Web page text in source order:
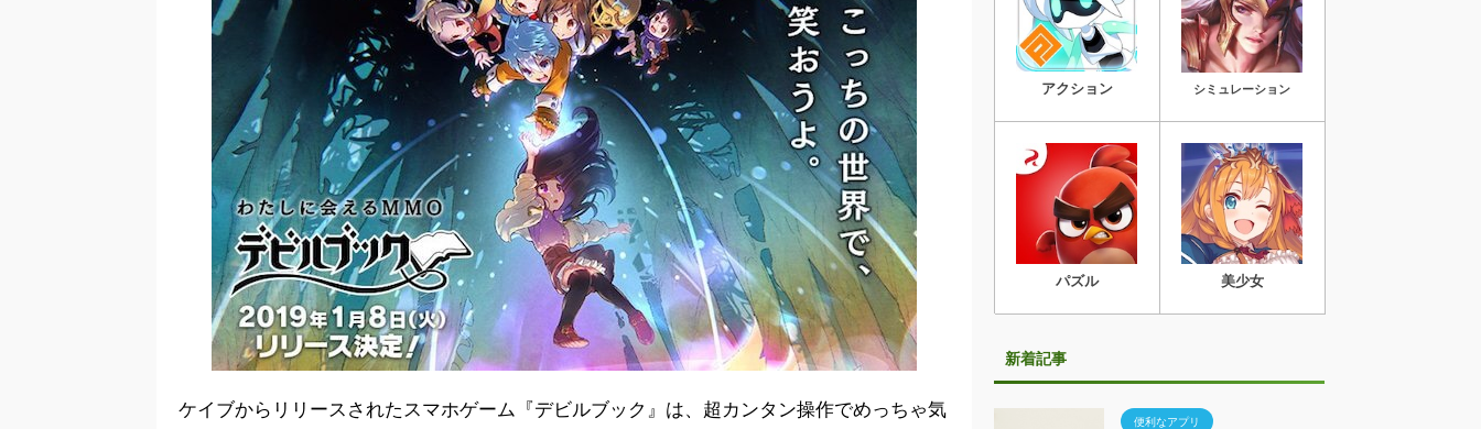
ケイブからリリースされたスマホゲーム『デビルブック』は、超カンタン操作でめっちゃ気
アクション シミュレーション
パズル 美少女
新着記事
便利なアプリ